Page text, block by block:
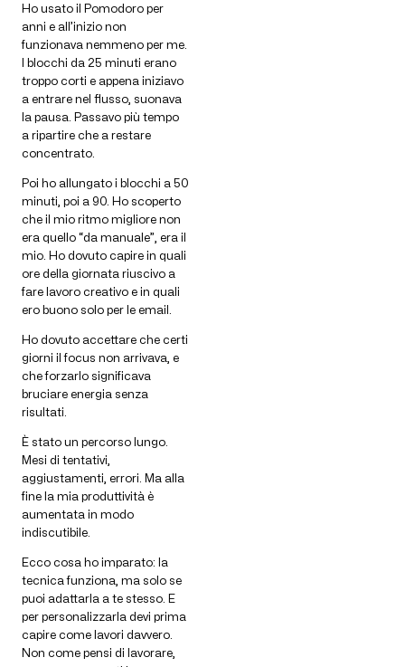
Ho usato il Pomodoro per
anni e all’inizio non
funzionava nemmeno per me.
I blocchi da 25 minuti erano
troppo corti e appena iniziavo
a entrare nel flusso, suonava
la pausa. Passavo più tempo
a ripartire che a restare
concentrato.
Poi ho allungato i blocchi a 50
minuti, poi a 90. Ho scoperto
che il mio ritmo migliore non
era quello “da manuale”, era il
mio. Ho dovuto capire in quali
ore della giornata riuscivo a
fare lavoro creativo e in quali
ero buono solo per le email.
Ho dovuto accettare che certi
giorni il focus non arrivava, e
che forzarlo significava
bruciare energia senza
risultati.
È stato un percorso lungo.
Mesi di tentativi,
aggiustamenti, errori. Ma alla
fine la mia produttività è
aumentata in modo
indiscutibile.
Ecco cosa ho imparato: la
tecnica funziona, ma solo se
puoi adattarla a te stesso. E
per personalizzarla devi prima
capire come lavori davvero.
Non come pensi di lavorare,